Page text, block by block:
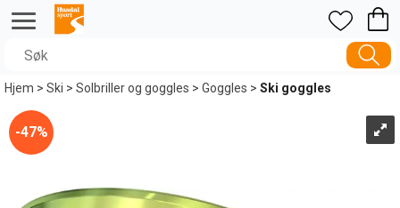
Hjem>Ski>Solbriller og goggles>Goggles>Ski goggles
47%